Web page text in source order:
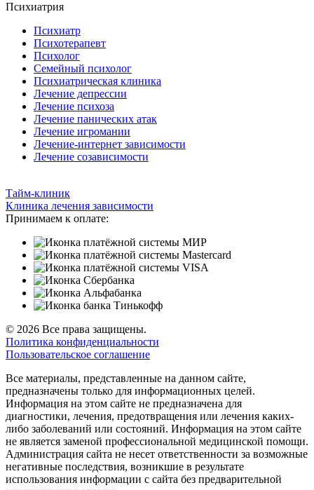
Психиатрия
Психиатр
Психотерапевт
Психолог
Семейный психолог
Психиатрическая клиника
Лечение депрессии
Лечение психоза
Лечение панических атак
Лечение игромании
Лечение-интернет зависимости
Лечение созависимости
Тайм-клиник
Клиника лечения зависимости
Принимаем к оплате:
© 2026 Все права защищены.
Политика конфиденциальности
Пользовательское соглашение
Все материалы, представленные на данном сайте,
предназначены только для информационных целей.
Информация на этом сайте не предназначена для
диагностики, лечения, предотвращения или лечения каких-
либо заболеваний или состояний. Информация на этом сайте
не является заменой профессиональной медицинской помощи.
Администрация сайта не несет ответственности за возможные
негативные последствия, возникшие в результате
использования информации с сайта без предварительной